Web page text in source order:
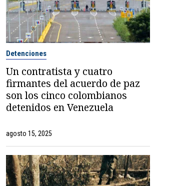
Detenciones
Un contratista y cuatro
firmantes del acuerdo de paz
son los cinco colombianos
detenidos en Venezuela
agosto 15, 2025